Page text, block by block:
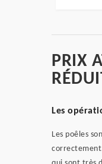
PRIX
Les
Les poêles